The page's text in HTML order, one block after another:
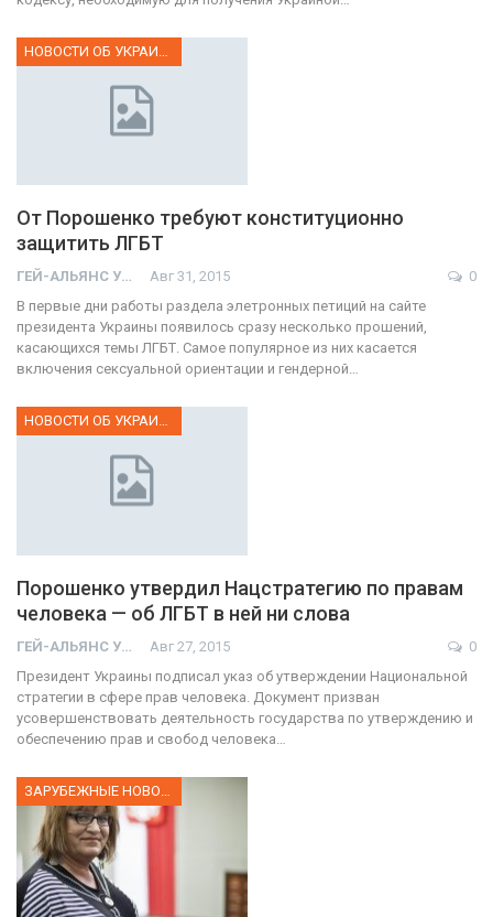
НОВОСТИ ОБ УКРАИНЕ
От Порошенко требуют конституционно
защитить ЛГБТ
ГЕЙ-АЛЬЯНС УКРАИНА Авг 31, 2015
0
В первые дни работы раздела элетронных петиций на сайте
президента Украины появилось сразу несколько прошений,
касающихся темы ЛГБТ. Самое популярное из них касается
включения сексуальной ориентации и гендерной…
НОВОСТИ ОБ УКРАИНЕ
Порошенко утвердил Нацстратегию по правам
человека — об ЛГБТ в ней ни слова
ГЕЙ-АЛЬЯНС УКРАИНА Авг 27, 2015
0
Президент Украины подписал указ об утверждении Национальной
стратегии в сфере прав человека. Документ призван
усовершенствовать деятельность государства по утверждению и
обеспечению прав и свобод человека…